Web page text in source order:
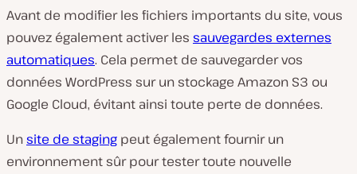
Avant de modifier les fichiers importants du site, vous
pouvez également activer les sauvegardes externes
automatiques. Cela permet de sauvegarder vos
données WordPress sur un stockage Amazon S3 ou
Google Cloud, évitant ainsi toute perte de données.
Unsite de staging peut également fournir un
environnement sûr pour tester toute nouvelle